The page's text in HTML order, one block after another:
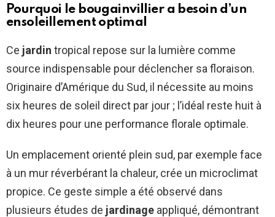
Pourquoi le bougainvillier a besoin d’un
ensoleillement optimal
Ce jardin tropical repose sur la lumière comme
source indispensable pour déclencher sa floraison.
Originaire d’Amérique du Sud, il nécessite au moins
six heures de soleil direct par jour ; l’idéal reste huit à
dix heures pour une performance florale optimale.
Un emplacement orienté plein sud, par exemple face
à un mur réverbérant la chaleur, crée un microclimat
propice. Ce geste simple a été observé dans
plusieurs études de jardinage appliqué, démontrant